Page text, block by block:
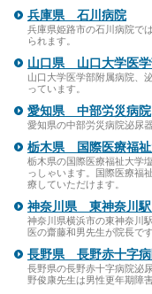
兵庫県 石川病院
兵庫県姫路市の石川病院で
られます。
山口県 山口大学医学
山口大学医学部附属病院、
っています。
愛知県 中部労災病院
愛知県の中部労災病院泌尿
栃木県 国際医療福祉
栃木県の国際医療福祉大学
っしゃいます。国際医療福
療していただけます。
神奈川県 東神奈川駅
神奈川県横浜市の東神奈川
医の齋藤和男先生が院長で
長野県 長野赤十字
長野県の長野赤十字病院泌
野俊康先生は男性更年期障